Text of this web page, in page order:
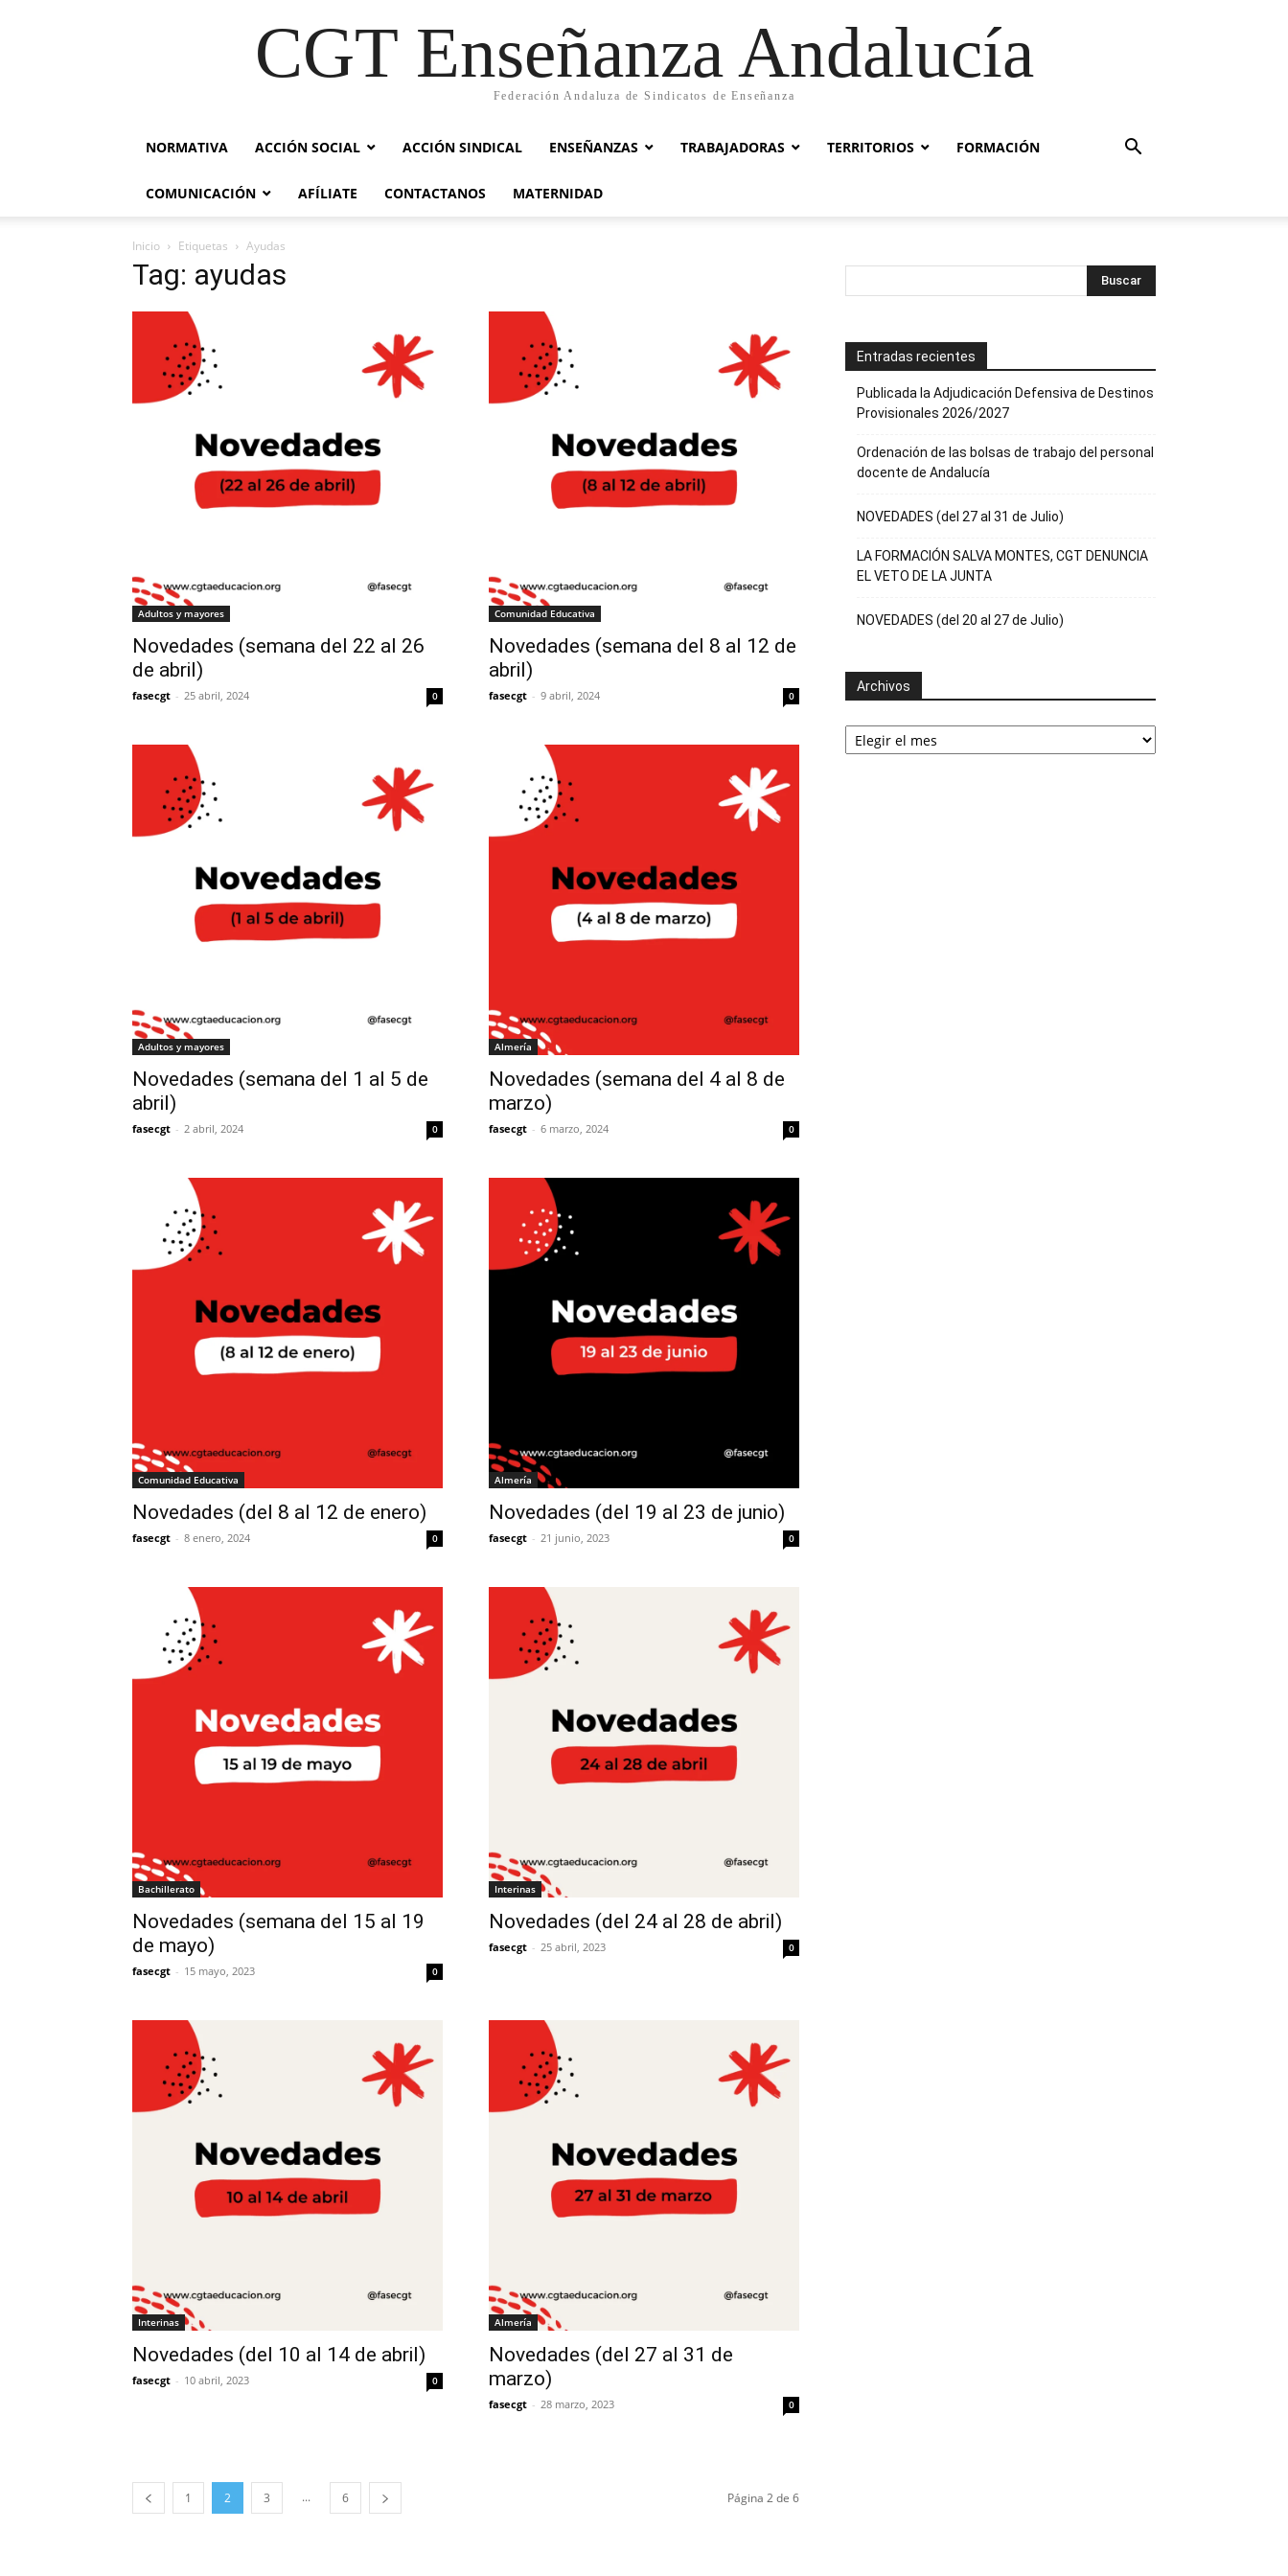
CGT Enseñanza Andalucía
Federación Andaluza de Sindicatos de Enseñanza
NORMATIVA ACCIÓN SOCIAL ACCIÓN SINDICAL ENSEÑANZAS TRABAJADORAS TERRITORIOS FORMACIÓN
COMUNICACIÓN AFÍLIATE CONTACTANOS MATERNIDAD
Inicio Etiquetas Ayudas
Tag: ayudas
Adultos y mayores
Novedades (semana del 22 al 26
de abril)
fasecgt - 25 abril, 2024 0
Comunidad Educativa
Novedades (semana del 8 al 12 de
abril)
fasecgt - 9 abril, 2024 0
Adultos y mayores
Novedades (semana del 1 al 5 de
abril)
fasecgt - 2 abril, 2024 0
Almería
Novedades (semana del 4 al 8 de
marzo)
fasecgt - 6 marzo, 2024 0
Comunidad Educativa
Novedades (del 8 al 12 de enero)
fasecgt - 8 enero, 2024 0
Almería
Novedades (del 19 al 23 de junio)
fasecgt - 21 junio, 2023 0
Bachillerato
Novedades (semana del 15 al 19
de mayo)
fasecgt - 15 mayo, 2023 0
Interinas
Novedades (del 24 al 28 de abril)
fasecgt - 25 abril, 2023 0
Interinas
Novedades (del 10 al 14 de abril)
fasecgt - 10 abril, 2023 0
Almería
Novedades (del 27 al 31 de
marzo)
fasecgt - 28 marzo, 2023 0
1 2 3 ... 6 Página 2 de 6
Entradas recientes
Publicada la Adjudicación Defensiva de Destinos
Provisionales 2026/2027
Ordenación de las bolsas de trabajo del personal
docente de Andalucía
NOVEDADES (del 27 al 31 de Julio)
LA FORMACIÓN SALVA MONTES, CGT DENUNCIA
EL VETO DE LA JUNTA
NOVEDADES (del 20 al 27 de Julio)
Archivos
Archivos